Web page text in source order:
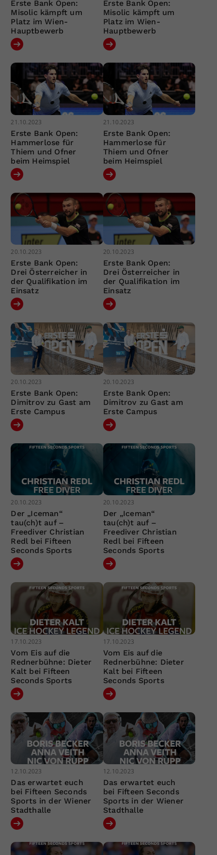
Erste Bank Open:
Misolic kämpft um
Platz im Wien-
Hauptbewerb
Erste Bank Open:
Misolic kämpft um
Platz im Wien-
Hauptbewerb
21.10.2023
Erste Bank Open:
Hammerlose für
Thiem und Ofner
beim Heimspiel
21.10.2023
Erste Bank Open:
Hammerlose für
Thiem und Ofner
beim Heimspiel
20.10.2023
Erste Bank Open:
Drei Österreicher in
der Qualifikation im
Einsatz
20.10.2023
Erste Bank Open:
Drei Österreicher in
der Qualifikation im
Einsatz
20.10.2023
Erste Bank Open:
Dimitrov zu Gast am
Erste Campus
20.10.2023
Erste Bank Open:
Dimitrov zu Gast am
Erste Campus
20.10.2023
Der „Iceman“
tau(ch)t auf –
Freediver Christian
Redl bei Fifteen
Seconds Sports
20.10.2023
Der „Iceman“
tau(ch)t auf –
Freediver Christian
Redl bei Fifteen
Seconds Sports
17.10.2023
Vom Eis auf die
Rednerbühne: Dieter
Kalt bei Fifteen
Seconds Sports
17.10.2023
Vom Eis auf die
Rednerbühne: Dieter
Kalt bei Fifteen
Seconds Sports
12.10.2023
Das erwartet euch
bei Fifteen Seconds
Sports in der Wiener
Stadthalle
12.10.2023
Das erwartet euch
bei Fifteen Seconds
Sports in der Wiener
Stadthalle